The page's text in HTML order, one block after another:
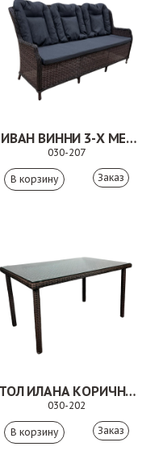
ДИВАН ВИННИ 3-Х МЕСТНЫЙ КОРИЧНЕВЫЙ
030-207
Заказ
СТОЛ ИЛАНА КОРИЧНЕВЫЙ
030-202
Заказ